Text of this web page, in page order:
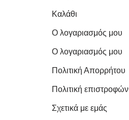
Καλάθι
Ο λογαριασμός μου
Ο λογαριασμός μου
Πολιτική Απορρήτου
Πολιτική επιστροφών
Σχετικά με εμάς